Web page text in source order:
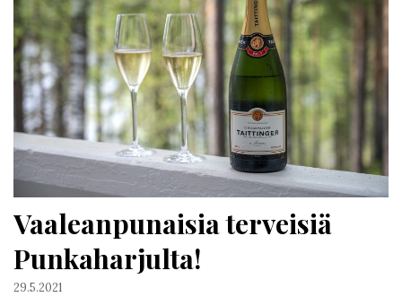
Vaaleanpunaisia terveisiä
Punkaharjulta!
29.5.2021